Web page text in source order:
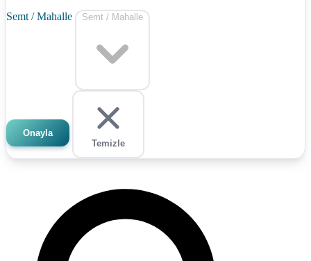
Semt / Mahalle Semt / Mahalle
Onayla
Temizle